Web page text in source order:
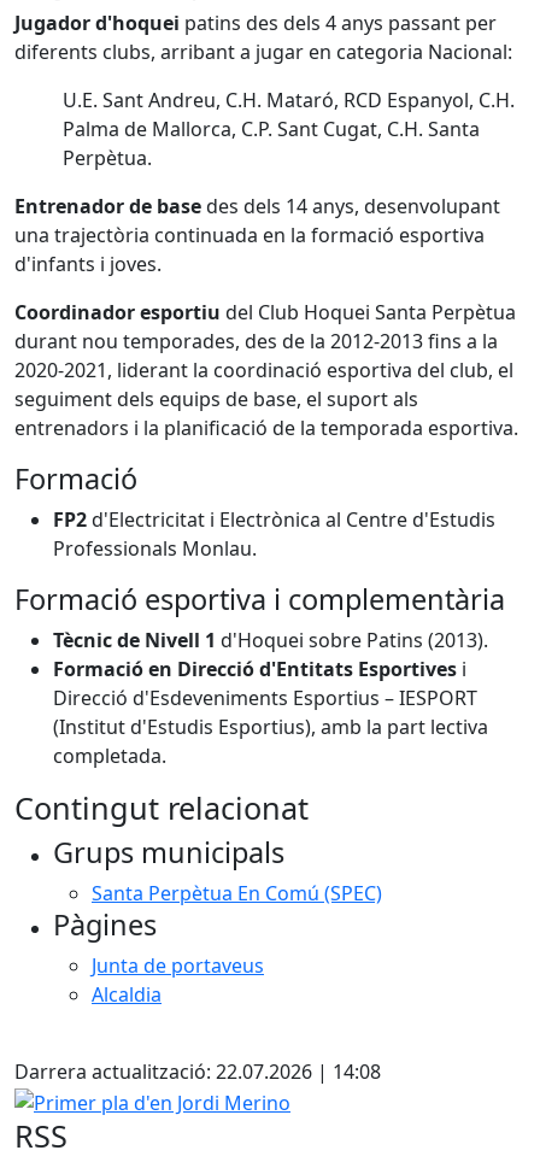
Jugador d'hoquei patins des dels 4 anys passant per
diferents clubs, arribant a jugar en categoria Nacional:
U.E. Sant Andreu, C.H. Mataró, RCD Espanyol, C.H.
Palma de Mallorca, C.P. Sant Cugat, C.H. Santa
Perpètua.
Entrenador de basedes dels 14 anys, desenvolupant
una trajectòria continuada en la formació esportiva
d'infants i joves.
Coordinador esportiu del Club Hoquei Santa Perpètua
durant nou temporades, des de la 2012-2013 fins a la
2020-2021, liderant la coordinació esportiva del club, el
seguiment dels equips de base, el suport als
entrenadors i la planificació de la temporada esportiva.
Formació
FP2d'Electricitat i Electrònica al Centre d'Estudis
Professionals Monlau.
Formació esportiva i complementària
Tècnic de Nivell 1 d'Hoquei sobre Patins (2013).
Formació en Direcció d'Entitats Esportives i
Direcció d'Esdeveniments Esportius – IESPORT
(Institut d'Estudis Esportius), amb la part lectiva
completada.
Contingut relacionat
Grups municipals
Santa Perpètua En Comú (SPEC)
Pàgines
Junta de portaveus
Alcaldia
Darrera actualització: 22.07.2026 | 14:08
Primer pla d'en Jordi Merino
RSS